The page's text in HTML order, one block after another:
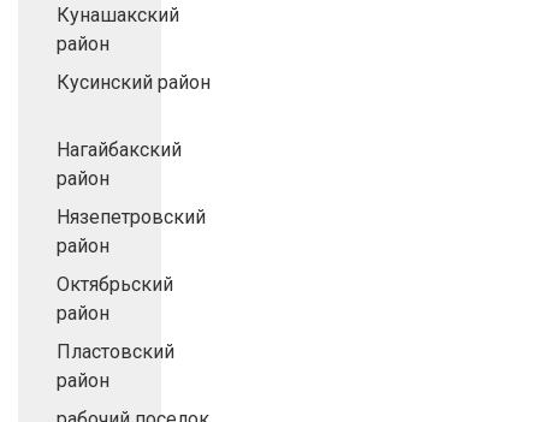
Кунашакский
район
Кусинский район
Нагайбакский
район
Нязепетровский
район
Октябрьский
район
Пластовский
район